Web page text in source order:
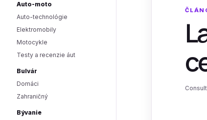
Auto-moto
Auto-technológie
Elektromobily
Motocykle
Testy a recenzie áut
Bulvár
Domáci
Zahraničný
Bývanie